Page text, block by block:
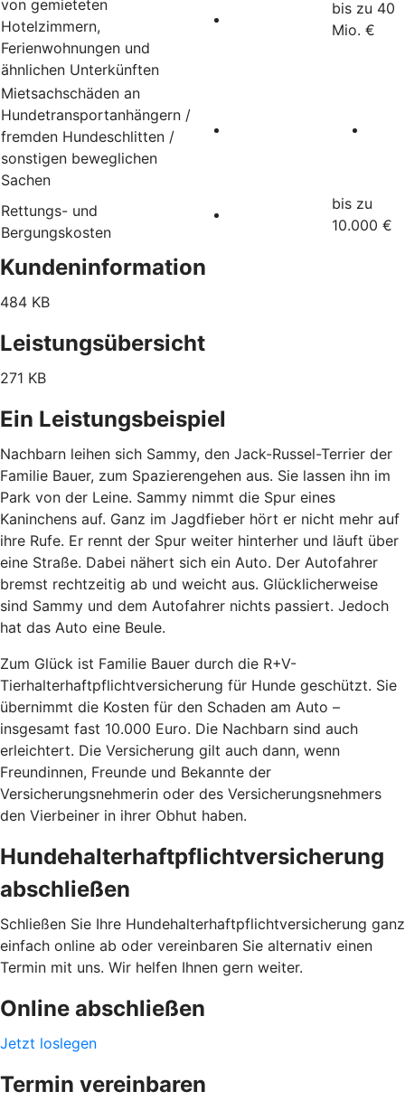
von gemieteten
Hotelzimmern,
Ferienwohnungen und
ähnlichen Unterkünften
bis zu 40
Mio. €
Mietsachschäden an
Hundetransportanhängern /
fremden Hundeschlitten /
sonstigen beweglichen
Sachen
Rettungs- und
Bergungskosten
bis zu
10.000 €
Kundeninformation
484 KB
Leistungsübersicht
271 KB
Ein Leistungsbeispiel
Nachbarn leihen sich Sammy, den Jack-Russel-Terrier der
Familie Bauer, zum Spazierengehen aus. Sie lassen ihn im
Park von der Leine. Sammy nimmt die Spur eines
Kaninchens auf. Ganz im Jagdfieber hört er nicht mehr auf
ihre Rufe. Er rennt der Spur weiter hinterher und läuft über
eine Straße. Dabei nähert sich ein Auto. Der Autofahrer
bremst rechtzeitig ab und weicht aus. Glücklicherweise
sind Sammy und dem Autofahrer nichts passiert. Jedoch
hat das Auto eine Beule.
Zum Glück ist Familie Bauer durch die R+V-
Tierhalterhaftpflichtversicherung für Hunde geschützt. Sie
übernimmt die Kosten für den Schaden am Auto –
insgesamt fast 10.000 Euro. Die Nachbarn sind auch
erleichtert. Die Versicherung gilt auch dann, wenn
Freundinnen, Freunde und Bekannte der
Versicherungsnehmerin oder des Versicherungsnehmers
den Vierbeiner in ihrer Obhut haben.
Hundehalterhaftpflichtversicherung
abschließen
Schließen Sie Ihre Hundehalterhaftpflichtversicherung ganz
einfach online ab oder vereinbaren Sie alternativ einen
Termin mit uns. Wir helfen Ihnen gern weiter.
Online abschließen
Jetzt loslegen
Termin vereinbaren